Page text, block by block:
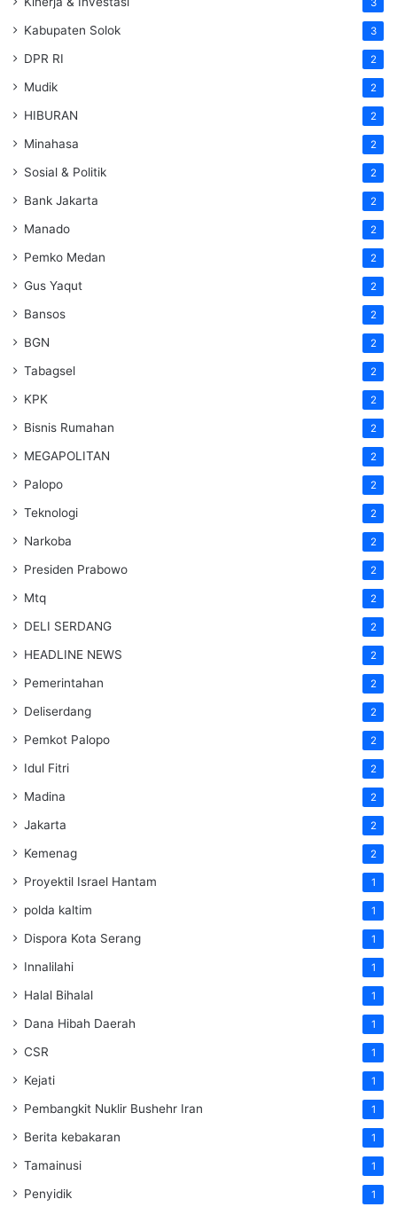
Kabupaten Solok 3
DPR RI 2
Mudik 2
HIBURAN 2
Minahasa 2
Sosial & Politik 2
Bank Jakarta 2
Manado 2
Pemko Medan 2
Gus Yaqut 2
Bansos 2
BGN 2
Tabagsel 2
KPK 2
Bisnis Rumahan 2
MEGAPOLITAN 2
Palopo 2
Teknologi 2
Narkoba 2
Presiden Prabowo 2
Mtq 2
DELI SERDANG 2
HEADLINE NEWS 2
Pemerintahan 2
Deliserdang 2
Pemkot Palopo 2
Idul Fitri 2
Madina 2
Jakarta 2
Kemenag 2
Proyektil Israel Hantam 1
polda kaltim 1
Dispora Kota Serang 1
Innalilahi 1
Halal Bihalal 1
Dana Hibah Daerah 1
CSR 1
Kejati 1
Pembangkit Nuklir Bushehr Iran 1
Berita kebakaran 1
Tamainusi 1
Penyidik 1